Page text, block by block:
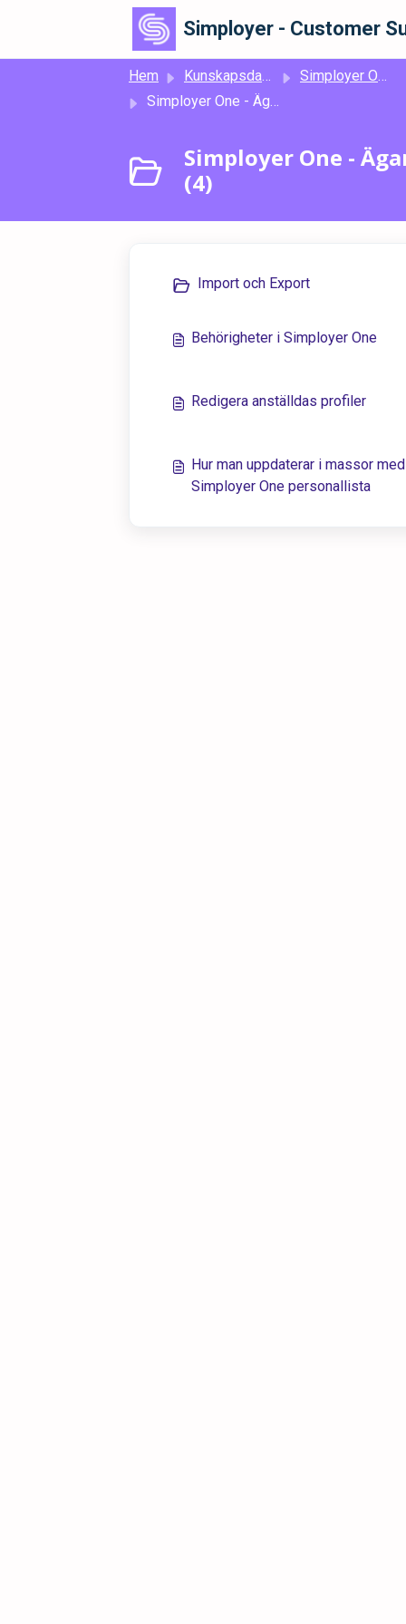
Hoppa över till huvudinnehåll
Simployer - Customer
Hem Kunskapsdatabas
Simployer One
Simployer One - Ägare och Admin Manualer - People
Simployer One -
(4)
Import och Export
Behörigheter i Simployer One
Redigera anställdas profiler
Hur man uppdaterar i massor
Simployer One personallista